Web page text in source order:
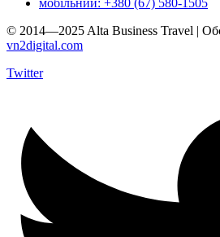
© 2014—2025 Alta Business Travel |
vn2digital.com
Twitter